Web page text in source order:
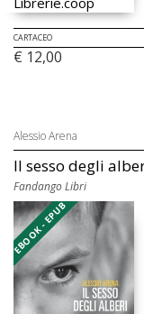
CARTACEO
€ 12,00
Alessio Arena
Il sesso degli
Fandango Libri
EBOOK - EPUB